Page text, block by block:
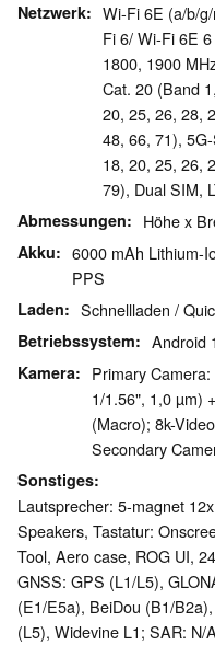
Netzwerk
Wi-Fi 6E (a/b/
Fi 6/ Wi-Fi 6E
1800, 1900
Cat. 20 (Band
20, 25, 26, 28,
48, 66, 71),
18, 20, 25, 26,
79), Dual SIM,
Abmessungen Höhe x
Akku
6000 mAh Lithium-
PPS
Laden Schnellladen /
Betriebssystem Android
Kamera
Primary
1/1.56", 1,0 µm)
(Macro); 8k-
Secondary
Sonstiges
Lautsprecher: 5-magnet
Speakers, Tastatur:
Tool, Aero case, ROG UI,
GNSS: GPS (L1/L5),
(E1/E5a), BeiDou (B1/
(L5), Widevine L1; SAR: N/